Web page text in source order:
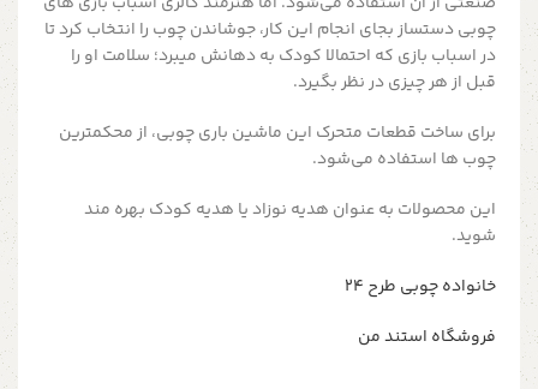
چوبی دستساز بجای انجام این کار، جوشاندن چوب را انتخاب کرد تا
در اسباب بازی که احتمالا کودک به دهانش میبرد؛ سلامت او را
قبل از هر چیزی در نظر بگیرد.
برای ساخت قطعات متحرک این ماشین باری چوبی، از محکمترین
چوب ها استفاده می‌شود.
این محصولات به عنوان هدیه نوزاد یا هدیه کودک بهره مند
شوید.
خانواده چوبی طرح ۲۴
فروشگاه استند من